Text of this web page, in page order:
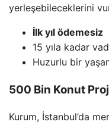
yerleşebileceklerini
İlk yıl ödemesiz
15 yıla kadar
Huzurlu bir
500 Bin Konut
Kurum, İstanbul’da